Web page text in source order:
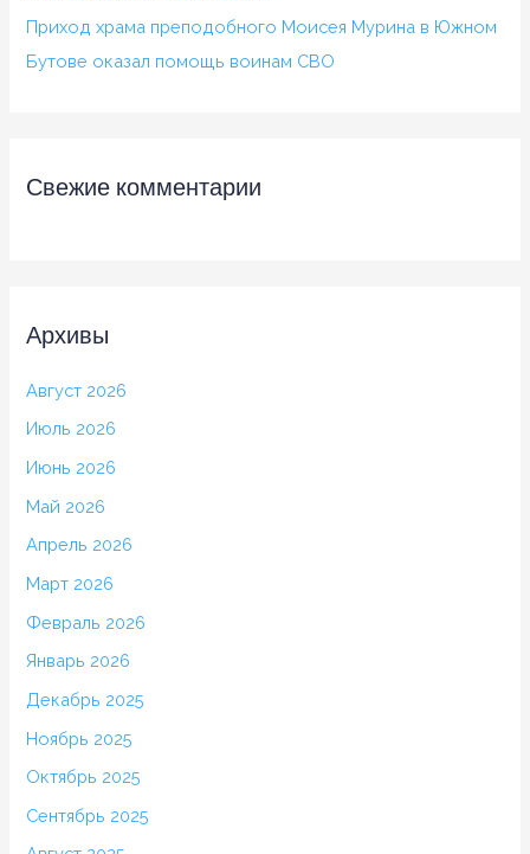
Приход храма преподобного Моисея Мурина в Южном
Бутове оказал помощь воинам СВО
Свежие комментарии
Архивы
Август 2026
Июль 2026
Июнь 2026
Май 2026
Апрель 2026
Март 2026
Февраль 2026
Январь 2026
Декабрь 2025
Ноябрь 2025
Октябрь 2025
Сентябрь 2025